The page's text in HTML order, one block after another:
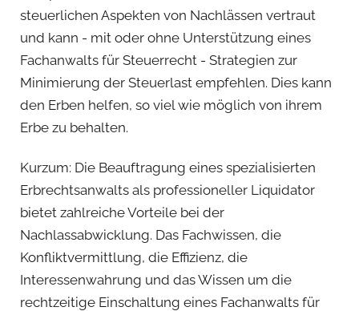
steuerlichen Aspekten von Nachlässen vertraut
und kann - mit oder ohne Unterstützung eines
Fachanwalts für Steuerrecht - Strategien zur
Minimierung der Steuerlast empfehlen. Dies kann
den Erben helfen, so viel wie möglich von ihrem
Erbe zu behalten.
Kurzum: Die Beauftragung eines spezialisierten
Erbrechtsanwalts als professioneller Liquidator
bietet zahlreiche Vorteile bei der
Nachlassabwicklung. Das Fachwissen, die
Konfliktvermittlung, die Effizienz, die
Interessenwahrung und das Wissen um die
rechtzeitige Einschaltung eines Fachanwalts für